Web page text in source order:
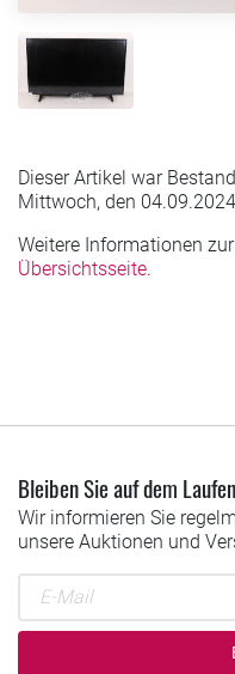
Dieser Artikel war
Mittwoch, den
Weitere Informationen
Übersichtsseite.
Bleiben Sie auf dem
Wir informieren Sie
unsere Auktionen und